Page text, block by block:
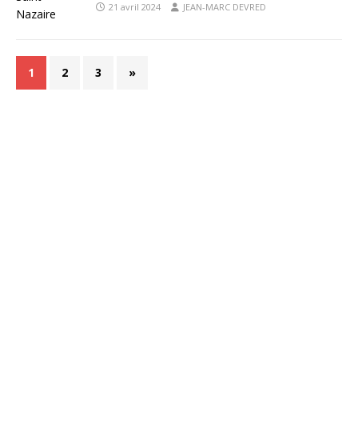
21 avril 2024 JEAN-MARC DEVRED
1 2 3 »